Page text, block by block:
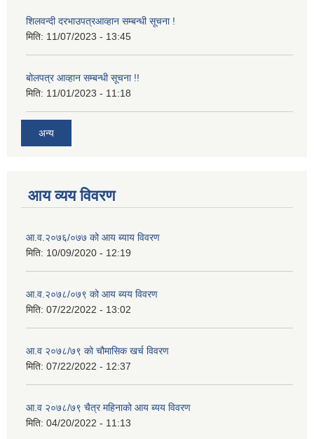
शिलवन्दी दरभाउपत्रआव्हान सम्बन्धी सूचना !
मिति: 11/07/2023 - 13:45
बोलपत्र आव्हान सम्बन्धी सूचना !!
मिति: 11/01/2023 - 11:18
अन्य
आय व्यय विवरण
आ.व.२०७६/०७७ को आय ब्याय विवरण
मिति: 10/09/2020 - 12:19
आ.व.२०७८/०७९ को आय ब्यय विवरण
मिति: 07/22/2022 - 13:02
आ.व २०७८/७९ को चौमासिक खर्च विवरण
मिति: 07/22/2022 - 12:37
आ.व २०७८/७९ चैत्र महिनाको आय ब्यय विवरण
मिति: 04/20/2022 - 11:13